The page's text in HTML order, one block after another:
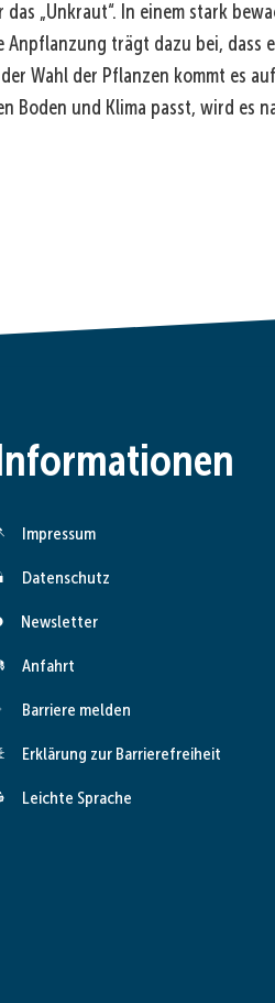
„Unkraut“. In einem stark
trägt dazu bei, dass
Wahl der Pflanzen kommt es
Boden und Klima passt, wird es
Impressum
Datenschutz
Newsletter
Anfahrt
Barriere melden
Erklärung zur Barrierefreiheit
Leichte Sprache